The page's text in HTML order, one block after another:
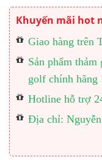
Khuyến mãi hot
Giao hàng trên
Sản phẩm
golf chính hãng
Hotline hỗ trợ
Địa chỉ: